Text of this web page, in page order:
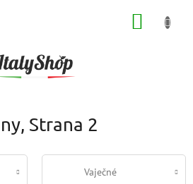
, Strana 2
Vaječné